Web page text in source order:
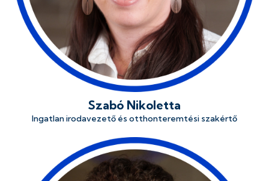
Szabó Nikoletta
Ingatlan irodavezető és otthonteremtési szakértő